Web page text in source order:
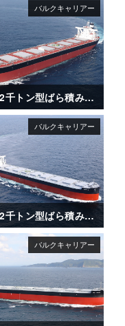
18万2千トン型ばら積み運搬船「BO MAY」
18万2千トン型ばら積み運搬船「CAPT G」